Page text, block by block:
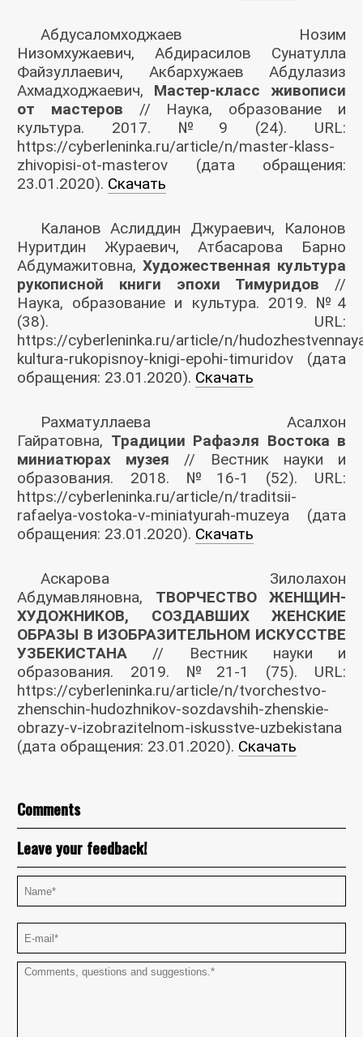
Абдусаломходжаев Нозим
Низомхужаевич, Абдирасилов Сунатулла
Файзуллаевич, Акбархужаев Абдулазиз
Ахмадходжаевич, Мастер-класс живописи
от мастеров // Наука, образование и
культура. 2017. №9 (24). URL:
https://cyberleninka.ru/article/n/master-klass-
zhivopisi-ot-masterov (дата обращения:
23.01.2020). Скачать
Каланов Аслиддин Джураевич, Калонов
Нуритдин Жураевич, Атбасарова Барно
Абдумажитовна, Художественная культура
рукописной книги эпохи Тимуридов //
Наука, образование и культура. 2019. №4
(38). URL:
https://cyberleninka.ru/article/n/
kultura-rukopisnoy-knigi-epohi-timuridov (дата
обращения: 23.01.2020). Скачать
Рахматуллаева Асалхон
Гайратовна, Традиции Рафаэля Востока в
миниатюрах музея // Вестник науки и
образования. 2018. №16-1 (52). URL:
https://cyberleninka.ru/article/n/traditsii-
rafaelya-vostoka-v-miniatyurah-muzeya (дата
обращения: 23.01.2020). Скачать
Аскарова Зилолахон
Абдумавляновна, ТВОРЧЕСТВО ЖЕНЩИН-
ХУДОЖНИКОВ, СОЗДАВШИХ ЖЕНСКИЕ
ОБРАЗЫ В ИЗОБРАЗИТЕЛЬНОМ ИСКУССТВЕ
УЗБЕКИСТАНА // Вестник науки и
образования. 2019. №21-1 (75). URL:
https://cyberleninka.ru/article/n/tvorchestvo-
zhenschin-hudozhnikov-sozdavshih-zhenskie-
obrazy-v-izobrazitelnom-iskusstve-uzbekistana
(дата обращения: 23.01.2020). Скачать
Comments
Leave your feedback!